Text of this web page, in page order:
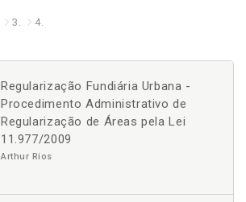
3. 4.
Regularização Fundiária Urbana -
Procedimento Administrativo de
Regularização de Áreas pela Lei
11.977/2009
Arthur Rios